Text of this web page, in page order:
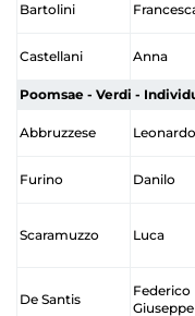
Bartolini
Castellani Anna
Poomsae - Verdi -
Abbruzzese Leonardo
Furino Danilo
Scaramuzzo Luca
De Santis
Federico
Giuseppe